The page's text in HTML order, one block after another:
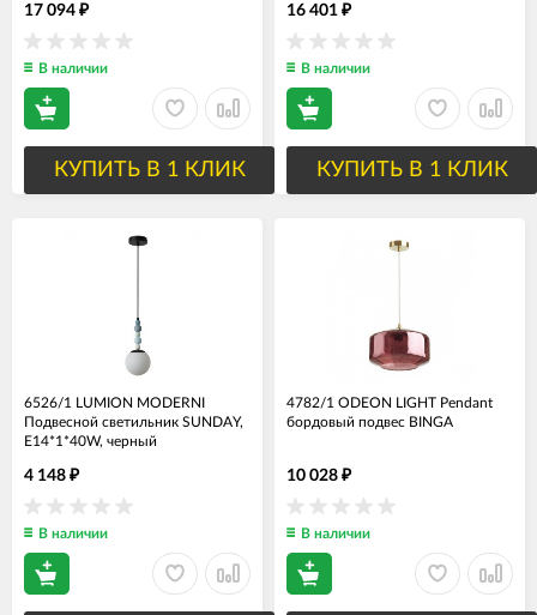
17 094 ₽
В наличии
КУПИТЬ В 1 КЛИК
16 401 ₽
В наличии
КУПИТЬ В 1 КЛИК
6526/1 LUMION MODERNI
Подвесной светильник SUNDAY,
E14*1*40W, черный
4 148 ₽
В наличии
4782/1 ODEON LIGHT Pendant
бордовый подвес BINGA
10 028 ₽
В наличии